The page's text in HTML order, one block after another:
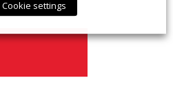
Cookie settings